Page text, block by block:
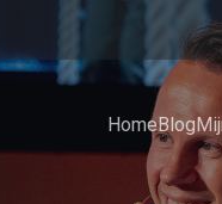
HomeBlog